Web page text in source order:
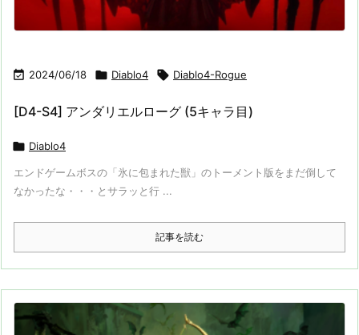
 2024/06/18  Diablo4  Diablo4-Rogue
[D4-S4] アンダリエルローグ (5キャラ目)
 Diablo4
エンドゲームボスの「氷に包まれた獣」のトーメント版をまだ倒して
なかったな・・・とサラッと行 ...
記事を読む